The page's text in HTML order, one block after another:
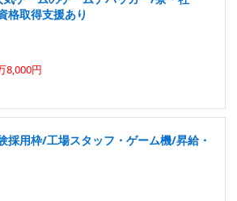
格取得支援あり
8,000円
採用枠/工場スタッフ・ゲーム機/昇給・